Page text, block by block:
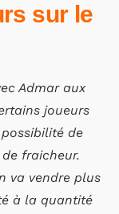
sur le
Admar aux
joueurs
de
fraicheur.
va vendre plus
à la quantité